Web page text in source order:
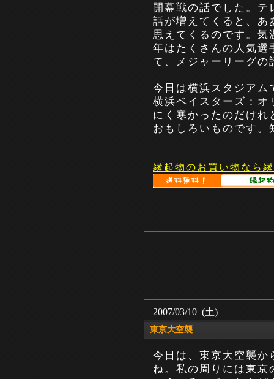
開幕戦の話でした。
話が増えてくると、あ
思えてくるのです。気
年はたくさんの人気選
て、メジャーリーグ
今日は横浜スタジアム
横浜ベイスターズ：オ
にく寒かったのだけ
おもしろいものです
縁起物のお買い物なら
2007/03/10 (土)
東京大空襲
今日は、東京大空襲か
ね。私の周りには東